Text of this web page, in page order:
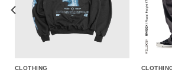
CLOTHING